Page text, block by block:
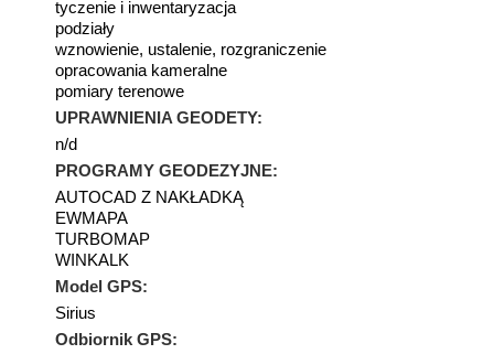
tyczenie i inwentaryzacja
podziały
wznowienie, ustalenie, rozgraniczenie
opracowania kameralne
pomiary terenowe
UPRAWNIENIA GEODETY:
n/d
PROGRAMY GEODEZYJNE:
AUTOCAD Z NAKŁADKĄ
EWMAPA
TURBOMAP
WINKALK
Model GPS:
Sirius
Odbiornik GPS: